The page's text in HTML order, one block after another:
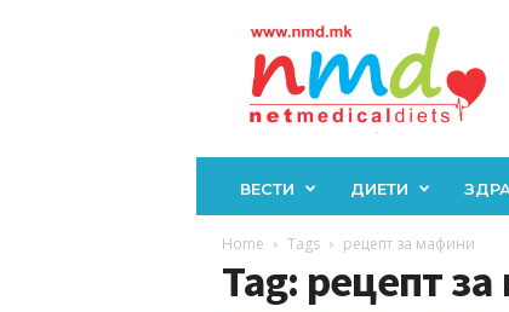
ВЕСТИ ДИЕТИ
Home Tags рецепт за мафини
Tag: рецепт